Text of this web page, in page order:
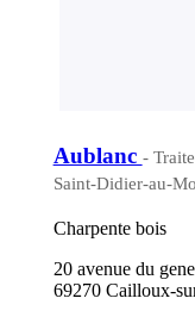
Aublanc -
Saint-Didier-au-
Charpente bois
20 avenue du
69270 Cailloux-